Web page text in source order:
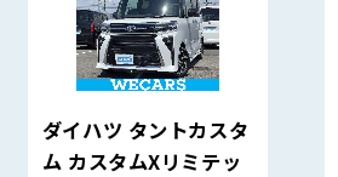
ダイハツ タントカスタ
ム カスタムXリミテッ